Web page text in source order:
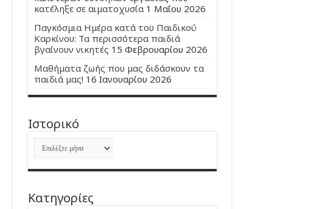
κατέληξε σε αιματοχυσία 1 Μαΐου 2026
Παγκόσμια Ημέρα κατά του Παιδικού
Καρκίνου: Τα περισσότερα παιδιά
βγαίνουν νικητές 15 Φεβρουαρίου 2026
Μαθήματα ζωής που μας διδάσκουν τα
παιδιά μας! 16 Ιανουαρίου 2026
Ιστορικό
Ιστορικό
Kατηγορίες